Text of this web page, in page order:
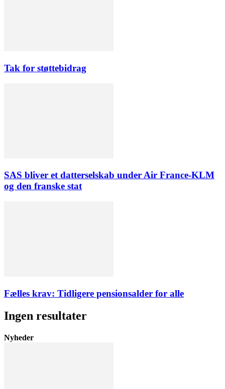
Tak for støttebidrag
SAS bliver et datterselskab under Air France-KLM
og den franske stat
Fælles krav: Tidligere pensionsalder for alle
Ingen resultater
Nyheder